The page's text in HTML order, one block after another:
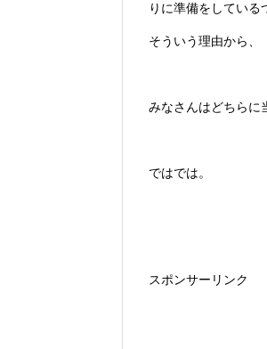
りに準備をしている
そういう理由から、
みなさんはどちらに
ではでは。
スポンサーリンク